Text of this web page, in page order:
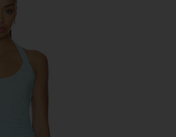
TWIST HALTER